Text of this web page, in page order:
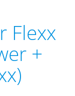
Flexx
+